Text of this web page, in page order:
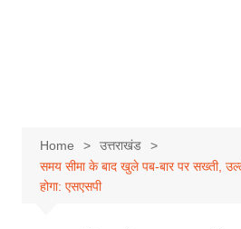
Home
उत्तराखंड
समय सीमा के बाद खुले पब-बार पर सख्ती,
होगा: एसएसपी